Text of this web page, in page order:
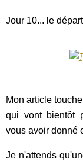
Jour 10... le
Mon article
qui vont bientôt
vous avoir donné
Je n'attends